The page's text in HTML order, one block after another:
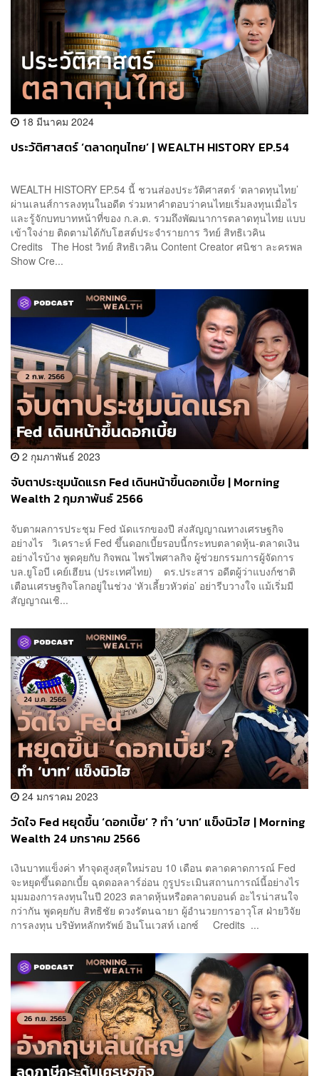
18 มีนาคม 2024
ประวัติศาสตร์ ‘ตลาดทุนไทย’ | WEALTH HISTORY EP.54
WEALTH HISTORY EP.54 นี้ ชวนส่องประวัติศาสตร์ ‘ตลาดทุนไทย’
ผ่านเลนส์การลงทุนในอดีต ร่วมหาคำตอบว่าคนไทยเริ่มลงทุนเมื่อไร
และรู้จักบทบาทหน้าที่ของ ก.ล.ต. รวมถึงพัฒนาการตลาดทุนไทย แบบ
เข้าใจง่าย ติดตามได้กับโฮสต์ประจำรายการ วิทย์ สิทธิเวคิน
Credits The Host วิทย์ สิทธิเวคิน Content Creator ศนิชา ละครพล
Show Cre...
2 กุมภาพันธ์ 2023
จับตาประชุมนัดแรก Fed เดินหน้าขึ้นดอกเบี้ย | Morning
Wealth 2 กุมภาพันธ์ 2566
จับตาผลการประชุม Fed นัดแรกของปี ส่งสัญญาณทางเศรษฐกิจ
อย่างไร วิเคราะห์ Fed ขึ้นดอกเบี้ยรอบนี้กระทบตลาดหุ้น-ตลาดเงิน
อย่างไรบ้าง พูดคุยกับ กิจพณ ไพรไพศาลกิจ ผู้ช่วยกรรมการผู้จัดการ
บล.ยูโอบี เคย์เฮียน (ประเทศไทย) ดร.ประสาร อดีตผู้ว่าแบงก์ชาติ
เตือนเศรษฐกิจโลกอยู่ในช่วง ‘หัวเลี้ยวหัวต่อ’ อย่ารีบวางใจ แม้เริ่มมี
สัญญาณเชิ...
24 มกราคม 2023
วัดใจ Fed หยุดขึ้น ‘ดอกเบี้ย’ ? ทำ ‘บาท’ แข็งนิวไฮ | Morning
Wealth 24 มกราคม 2566
เงินบาทแข็งค่า ทำจุดสูงสุดใหม่รอบ 10 เดือน ตลาดคาดการณ์ Fed
จะหยุดขึ้นดอกเบี้ย ฉุดดอลลาร์อ่อน กูรูประเมินสถานการณ์นี้อย่างไร
มุมมองการลงทุนในปี 2023 ตลาดหุ้นหรือตลาดบอนด์ อะไรน่าสนใจ
กว่ากัน พูดคุยกับ สิทธิชัย ดวงรัตนฉายา ผู้อำนวยการอาวุโส ฝ่ายวิจัย
การลงทุน บริษัทหลักทรัพย์ อินโนเวสท์ เอกซ์ Credits ...